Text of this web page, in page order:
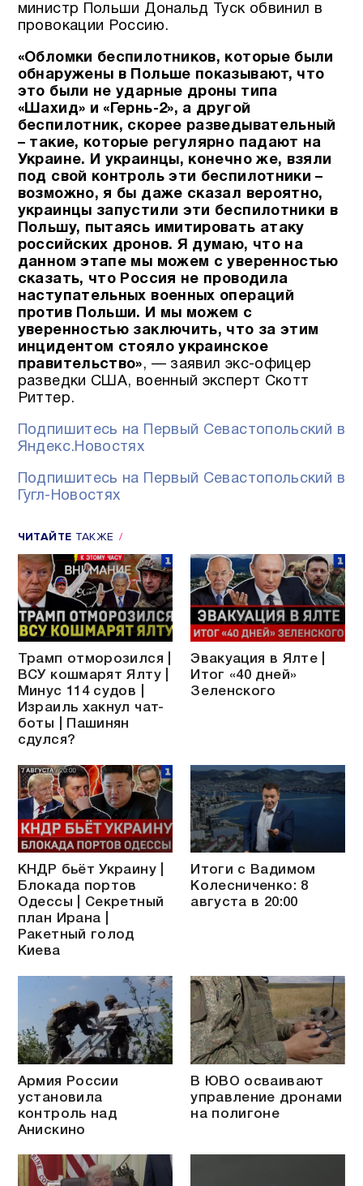
министр Польши Дональд Туск обвинил в
провокации Россию.
«Обломки беспилотников, которые были
обнаружены в Польше показывают, что
это были не ударные дроны типа
«Шахид» и «Гернь-2», а другой
беспилотник, скорее разведывательный
– такие, которые регулярно падают на
Украине. И украинцы, конечно же, взяли
под свой контроль эти беспилотники –
возможно, я бы даже сказал вероятно,
украинцы запустили эти беспилотники в
Польшу, пытаясь имитировать атаку
российских дронов. Я думаю, что на
данном этапе мы можем с уверенностью
сказать, что Россия не проводила
наступательных военных операций
против Польши. И мы можем с
уверенностью заключить, что за этим
инцидентом стояло украинское
правительство», — заявил экс-офицер
разведки США, военный эксперт Скотт
Риттер.
Подпишитесь на Первый Севастопольский в
Яндекс.Новостях
Подпишитесь на Первый Севастопольский в
Гугл-Новостях
ЧИТАЙТЕ ТАКЖЕ
Трамп отморозился |
ВСУ кошмарят Ялту |
Минус 114 судов |
Израиль хакнул чат-
боты | Пашинян
сдулся?
Эвакуация в Ялте |
Итог «40 дней»
Зеленского
КНДР бьёт Украину |
Блокада портов
Одессы | Секретный
план Ирана |
Ракетный голод
Киева
Итоги с Вадимом
Колесниченко: 8
августа в 20:00
Армия России
установила
контроль над
Анискино
В ЮВО осваивают
управление дронами
на полигоне